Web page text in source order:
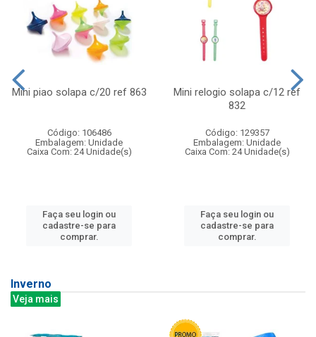
Mini piao solapa c/20 ref 863
Código: 106486
Embalagem: Unidade
Caixa Com: 24 Unidade(s)
Faça seu login ou
cadastre-se para
comprar.
Mini relogio solapa c/12 ref
832
Código: 129357
Embalagem: Unidade
Caixa Com: 24 Unidade(s)
Faça seu login ou
cadastre-se para
comprar.
Inverno
Veja mais